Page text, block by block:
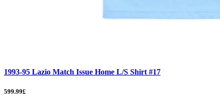
1993-95 Lazio Match Issue Home L/S Shirt #17
599.99£